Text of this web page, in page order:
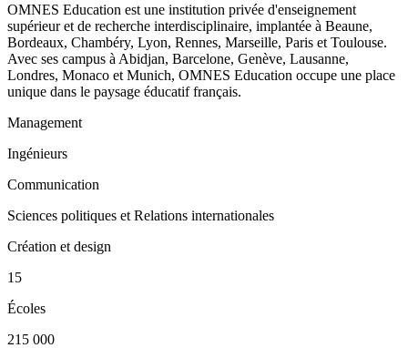
OMNES Education est une institution privée d'enseignement
supérieur et de recherche interdisciplinaire, implantée à Beaune,
Bordeaux, Chambéry, Lyon, Rennes, Marseille, Paris et Toulouse.
Avec ses campus à Abidjan, Barcelone, Genève, Lausanne,
Londres, Monaco et Munich, OMNES Education occupe une place
unique dans le paysage éducatif français.
Management
Ingénieurs
Communication
Sciences politiques et Relations internationales
Création et design
15
Écoles
215 000